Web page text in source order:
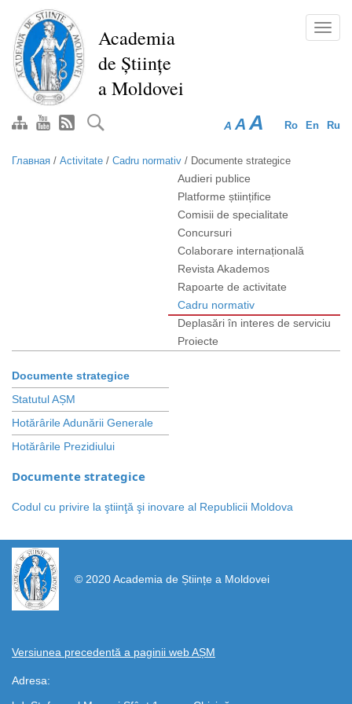
Перейти
основному
содержанию
Academia
de Științe
a Moldovei
Ro En Ru
A A A
Главная / Activitate / Cadru normativ / Documente strategice
Audieri publice
Platforme științifice
Comisii de specialitate
Concursuri
Colaborare internațională
Revista Akademos
Rapoarte de activitate
Cadru normativ
Deplasări în interes de serviciu
Proiecte
Documente strategice
Statutul AȘM
Hotărârile Adunării Generale
Hotărârile Prezidiului
Documente strategice
Codul cu privire la ştiinţă şi inovare al Republicii Moldova
© 2020 Academia de Științe a Moldovei
Versiunea precedentă a paginii web AȘM
Adresa:
https://propletenie.ru/